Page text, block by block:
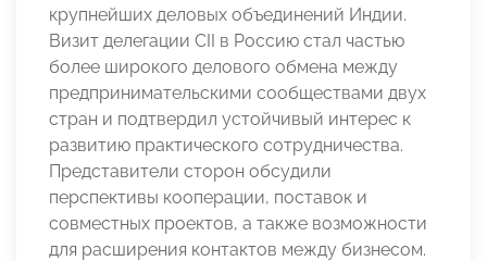
крупнейших деловых объединений Индии.
Визит делегации CII в Россию стал частью
более широкого делового обмена между
предпринимательскими сообществами двух
стран и подтвердил устойчивый интерес к
развитию практического сотрудничества.
Представители сторон обсудили
перспективы кооперации, поставок и
совместных проектов, а также возможности
для расширения контактов между бизнесом.